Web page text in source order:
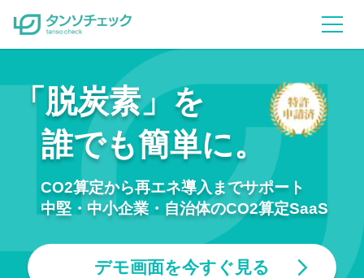
「脱炭素」を
誰でも簡単に。
CO2算定から再エネ導入までサポート
中堅・中小企業・自治体のCO2算定SaaS
デモ画面を今すぐ見る